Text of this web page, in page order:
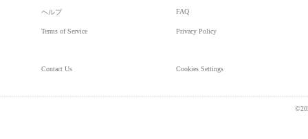
ヘルプ FAQ
Terms of Service Privacy Policy
Contact Us Cookies Settings